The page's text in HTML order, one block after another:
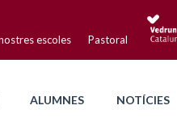
escoles Pastoral
ALUMNES NOTÍCIES